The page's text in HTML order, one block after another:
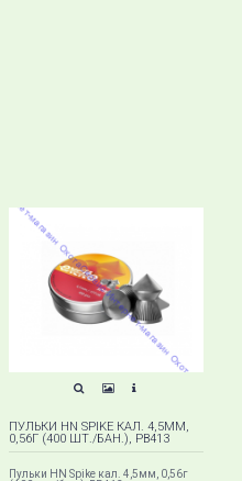
ПУЛЬКИ HN SPIKE КАЛ. 4,5ММ,
0,56Г (400 ШТ./БАН.), PB413
Пульки HN Spike кал. 4,5мм, 0,56г